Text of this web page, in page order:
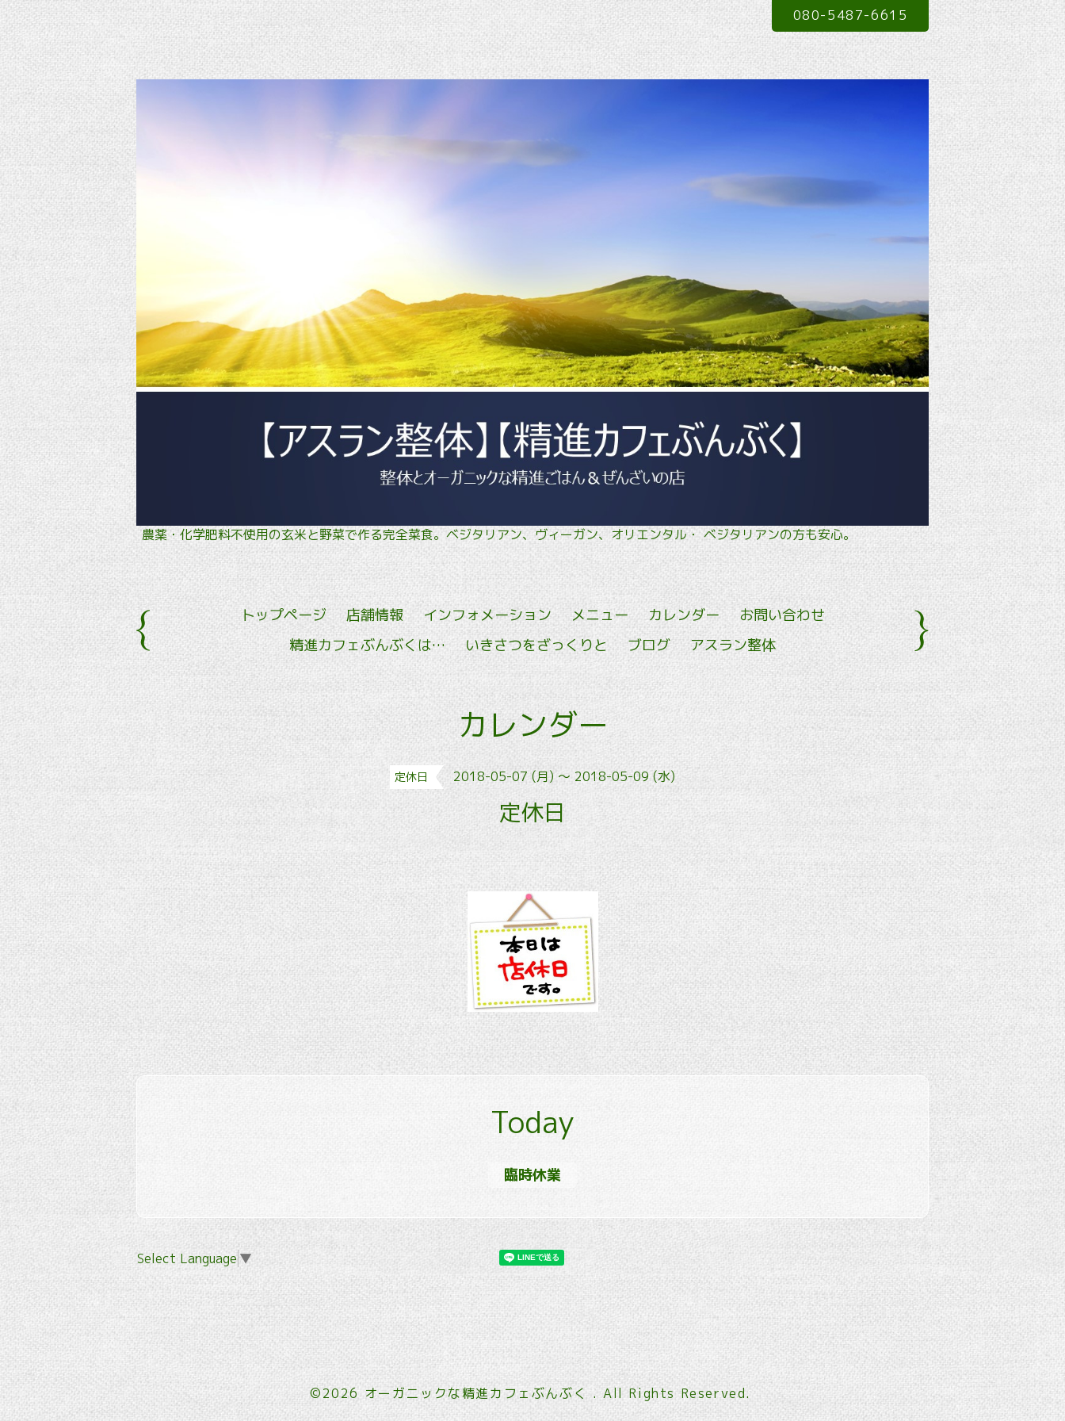
農薬・化学肥料不使用の玄米と野菜で作る完全菜食。ベジタリアン、ヴィーガン、オリエンタル・ ベジタリアンの方も安心。
080-5487-6615
トップページ 店舗情報 インフォメーション メニュー カレンダー
お問い合わせ
精進カフェぶんぶくは…
いきさつをざっくりと ブログ アスラン整体
カレンダー
定休日 2018-05-07 (月) ～ 2018-05-09 (水)
定休日
Today
臨時休業
Select Language▼
©2026 オーガニックな精進カフェぶんぶく . All Rights Reserved.